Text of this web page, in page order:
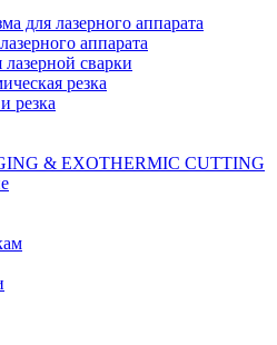
для лазерного аппарата
аппарата
сварки
резка
резка
& EXOTHERMIC CUTTING